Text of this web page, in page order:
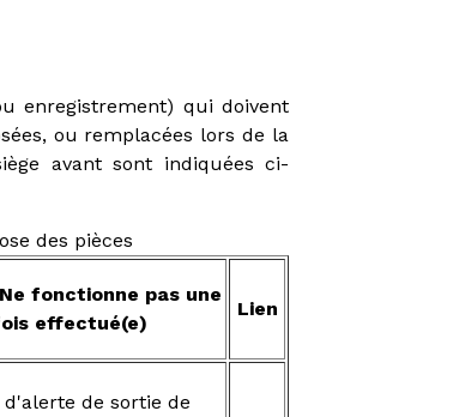
enregistrement) qui doivent
ou remplacées lors de la
avant sont indiquées ci-
des pièces
fonctionne pas une
effectué(e)
Lien
d'alerte de sortie de